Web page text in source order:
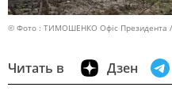
© Фото : ТИМОШЕНКО Офіс Президента /
Читать в Дзен